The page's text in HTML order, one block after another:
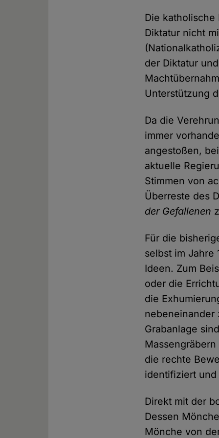
Die
Diktatur nicht
der Diktatur
Unterstützung
Da die
immer
angestoßen,
aktuelle
Stimmen von
Überreste des
der Gefallenen
Für die
selbst im Jahre
Ideen. Zum
oder die
die
nebeneinander
Grabanlage
die rechte
identifiziert
Direkt mit der
Dessen
Mönche von